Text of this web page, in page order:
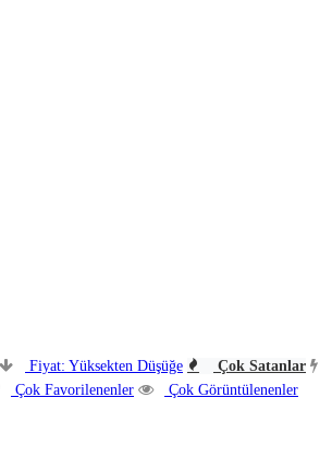
Fiyat: Yüksekten Düşüğe Çok Satanlar
Çok Favorilenenler Çok Görüntülenenler